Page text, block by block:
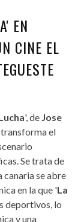
EN
CINE EL
', de Jose
transforma el
Se trata de
canaria se abre
en la que 'La
deportivos, lo
y una